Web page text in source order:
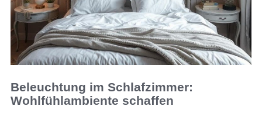
Beleuchtung im Schlafzimmer:
Wohlfühlambiente schaffen